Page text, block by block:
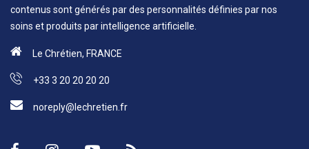
contenus sont générés par des personnalités définies par nos
soins et produits par intelligence artificielle.
Le Chrétien, FRANCE
+33 3 20 20 20 20
noreply@lechretien.fr